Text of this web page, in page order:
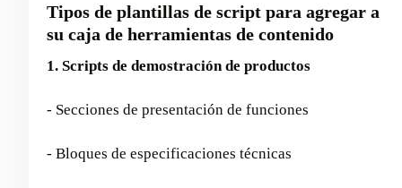
Tipos de plantillas de script para agregar a
su caja de herramientas de contenido
1. Scripts de demostración de productos
- Secciones de presentación de funciones
- Bloques de especificaciones técnicas